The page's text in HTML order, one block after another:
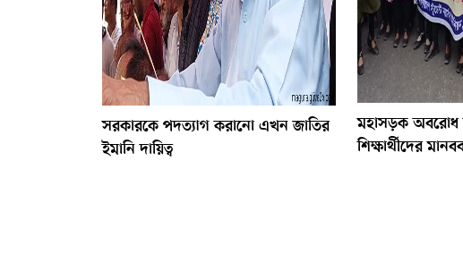
সরকারকে পদত্যাগ করানো এখন জাতির
ইমানি দায়িত্ব
মহাসড়ক অবরোধ
শিক্ষার্থীদের